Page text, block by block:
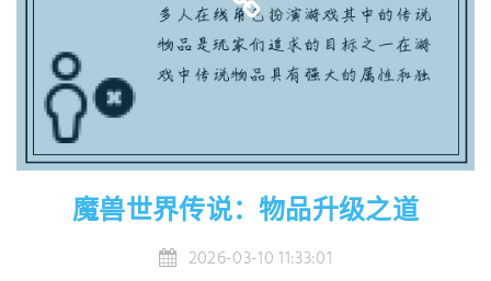
魔兽世界传说：物品升级之道
2026-03-10 11:33:01